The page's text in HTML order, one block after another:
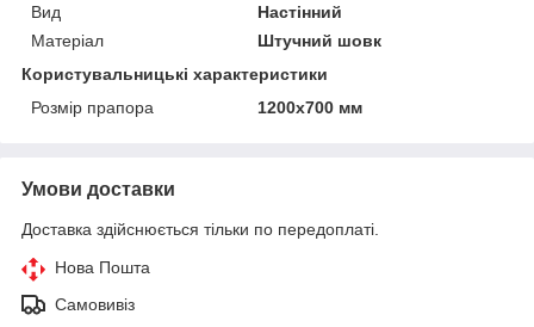
Вид
Настінний
Матеріал
Штучний шовк
Користувальницькі характеристики
Розмір прапора
1200х700 мм
Умови доставки
Доставка здійснюється тільки по передоплаті.
Нова Пошта
Самовивіз